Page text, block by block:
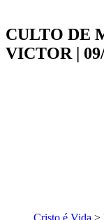
CULTO DE
VICTOR |
Cristo é Vida >